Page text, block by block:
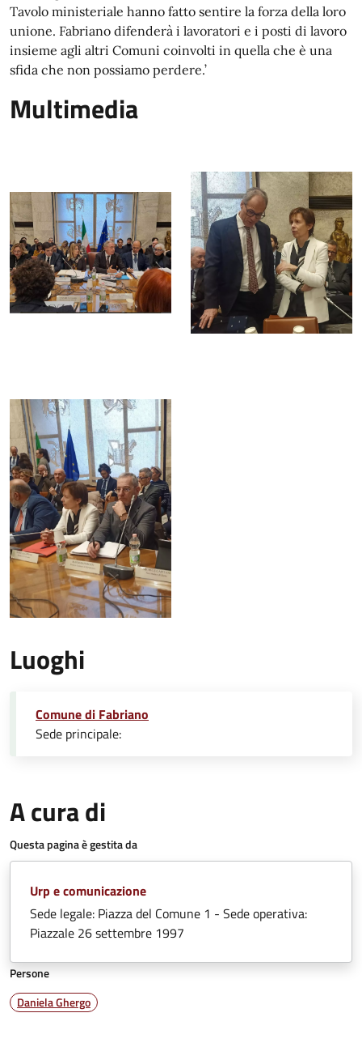
Tavolo ministeriale hanno fatto sentire la forza della loro
unione. Fabriano difenderà i lavoratori e i posti di lavoro
insieme agli altri Comuni coinvolti in quella che è una
sfida che non possiamo perdere.’
Multimedia
Luoghi
Comune di Fabriano
Sede principale:
A cura di
Questa pagina è gestita da
Urp e comunicazione
Sede legale: Piazza del Comune 1 - Sede operativa:
Piazzale 26 settembre 1997
Persone
Daniela Ghergo